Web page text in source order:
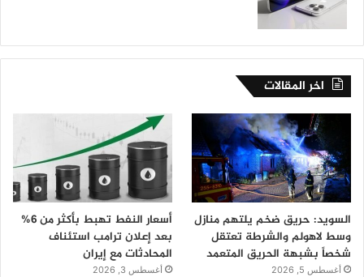
اخر المقالات
السويد: حريق ضخم يلتهم منازل
وسط لاهولم والشرطة تعتقل
شخصاً بشبهة الحريق المتعمد
أغسطس 5, 2026
أسعار النفط تهبط بأكثر من 6%
بعد إعلان ترامب استئناف
المحادثات مع إيران
أغسطس 3, 2026